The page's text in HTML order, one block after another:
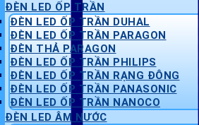
ĐÈN LED ỐP TRẦN
ĐÈN LED ỐP TRẦN DUHAL
ĐÈN LED ỐP TRẦN PARAGON
ĐÈN THẢ PARAGON
ĐÈN LED ỐP TRẦN PHILIPS
ĐÈN LED ỐP TRẦN RẠNG ĐÔNG
ĐÈN LED ỐP TRẦN PANASONIC
ĐÈN LED ỐP TRẦN NANOCO
ĐÈN LED ÂM NƯỚC